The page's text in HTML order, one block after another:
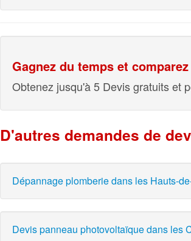
Gagnez du temps et
Obtenez jusqu'à 5 Devis gratuits et
D'autres demandes de
Dépannage plomberie dans les Hauts-
Devis panneau photovoltaïque dans les